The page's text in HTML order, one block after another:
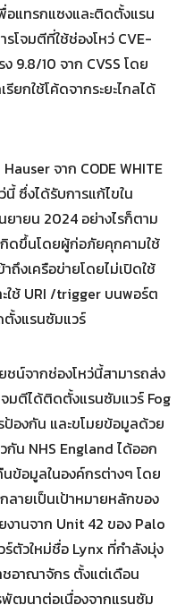
Search
อแทรกแซงและติดตั้งแรน
รโจมตีที่ใช้ช่องโหว่ CVE-
9.8/10 จาก CVSS โดย
ยกใช้โค้ดจากระยะไกลได้
จาก CODE WHITE
ซึ่งได้รับการแก้ไขใน
ยายน 2024 อย่างไรก็ตาม
กิดขึ้นโดยผู้ก่อภัยคุกคามใช้
ถึงเครือข่ายโดยไม่เปิดใช้
ใช้ URI /trigger บนพอร์ต
งแรนซัมแวร์
ชน์จากช่องโหว่นี้สามารถส่ง
มตีได้ติดตั้งแรนซัมแวร์ Fog
ป้องกัน และขโมยข้อมูลด้วย
กัน NHS England ได้ออก
นข้อมูลในองค์กรต่างๆ โดย
ลายเป็นเป้าหมายหลักของ
านจาก Unit 42 ของ Palo
ตัวใหม่ชื่อ Lynx ที่กำลังมุ่ง
ชอาณาจักร ตั้งแต่เดือน
พัฒนาต่อเนื่องจากแรนซัม